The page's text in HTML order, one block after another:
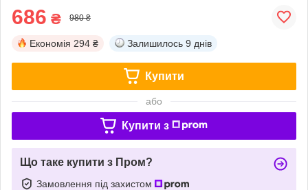
686 ₴ 980 ₴
Економія 294 ₴ Залишилось 9 днів
Купити
або
Купити з
Що таке купити з Пром?
Замовлення під захистом